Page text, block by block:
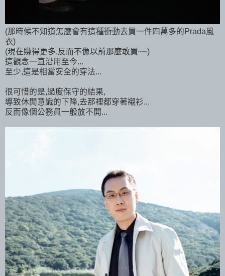
(那時候不知道怎麼會有這種衝動去買一件四萬多的Prada風
衣)
(現在賺得更多,反而不像以前那麼敢買~~)
這觀念一直沿用至今...
至少,這是相當安全的穿法...
很可惜的是,過度保守的結果,
導致休閒意識的下降,去那裡都穿著襯衫...
反而像個公務員一般放不開...